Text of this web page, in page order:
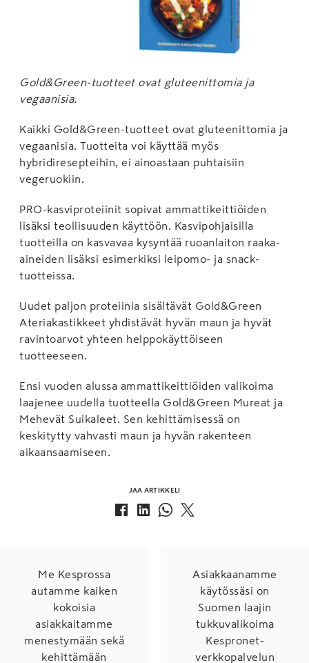
Gold&Green-tuotteet ovat gluteenittomia ja
vegaanisia.
Kaikki Gold&Green-tuotteet ovat gluteenittomia ja
vegaanisia. Tuotteita voi käyttää myös
hybridiresepteihin, ei ainoastaan puhtaisiin
vegeruokiin.
PRO-kasviproteiinit sopivat ammatti­keittiöiden
lisäksi teollisuuden käyttöön. Kasvipohjaisilla
tuotteilla on kasvavaa kysyntää ruoanlaiton raaka-
aineiden lisäksi esimerkiksi leipomo- ja snack-
tuotteissa.
Uudet paljon proteiinia sisältävät Gold­&Green
Ateriakastikkeet yhdistävät hyvän maun ja hyvät
ravintoarvot yhteen helppokäyttöiseen
tuotteeseen.
Ensi vuoden alussa ammattikeittiöiden valikoima
laajenee uudella tuotteella Gold&Green Mureat ja
Mehevät Suikaleet. Sen kehittämisessä on
keskitytty vahvasti maun ja hyvän rakenteen
aikaansaamiseen.
JAA ARTIKKELI
Me Kesprossa
autamme kaiken
kokoisia
asiakkaitamme
menestymään sekä
kehittämään
Asiakkaanamme
käytössäsi on
Suomen laajin
tukkuvalikoima
Kespronet-
verkkopalvelun